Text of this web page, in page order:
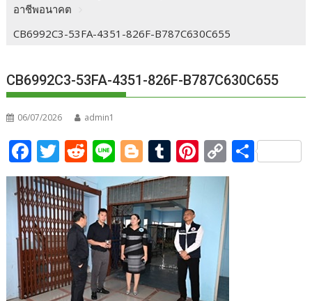
อาชีพอนาคต
CB6992C3-53FA-4351-826F-B787C630C655
CB6992C3-53FA-4351-826F-B787C630C655
06/07/2026 admin1
F
ac
e
b
o
o
k
T
w
itt
er
R
e
d
di
t
Li
n
e
Bl
o
g
g
er
T
u
m
bl
r
Pi
nt
er
e
st
C
o
p
y
Li
k
S